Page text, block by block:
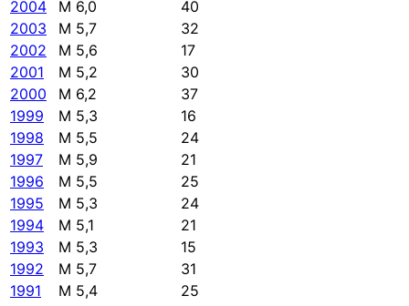
2004
M 6,0
40
2003
M 5,7
32
2002
M 5,6
17
2001
M 5,2
30
2000
M 6,2
37
1999
M 5,3
16
1998
M 5,5
24
1997
M 5,9
21
1996
M 5,5
25
1995
M 5,3
24
1994
M 5,1
21
1993
M 5,3
15
1992
M 5,7
31
1991
M 5,4
25